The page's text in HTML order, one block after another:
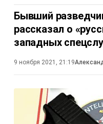
Бывший
рассказал о
западных
9 ноября 2021, 21:19